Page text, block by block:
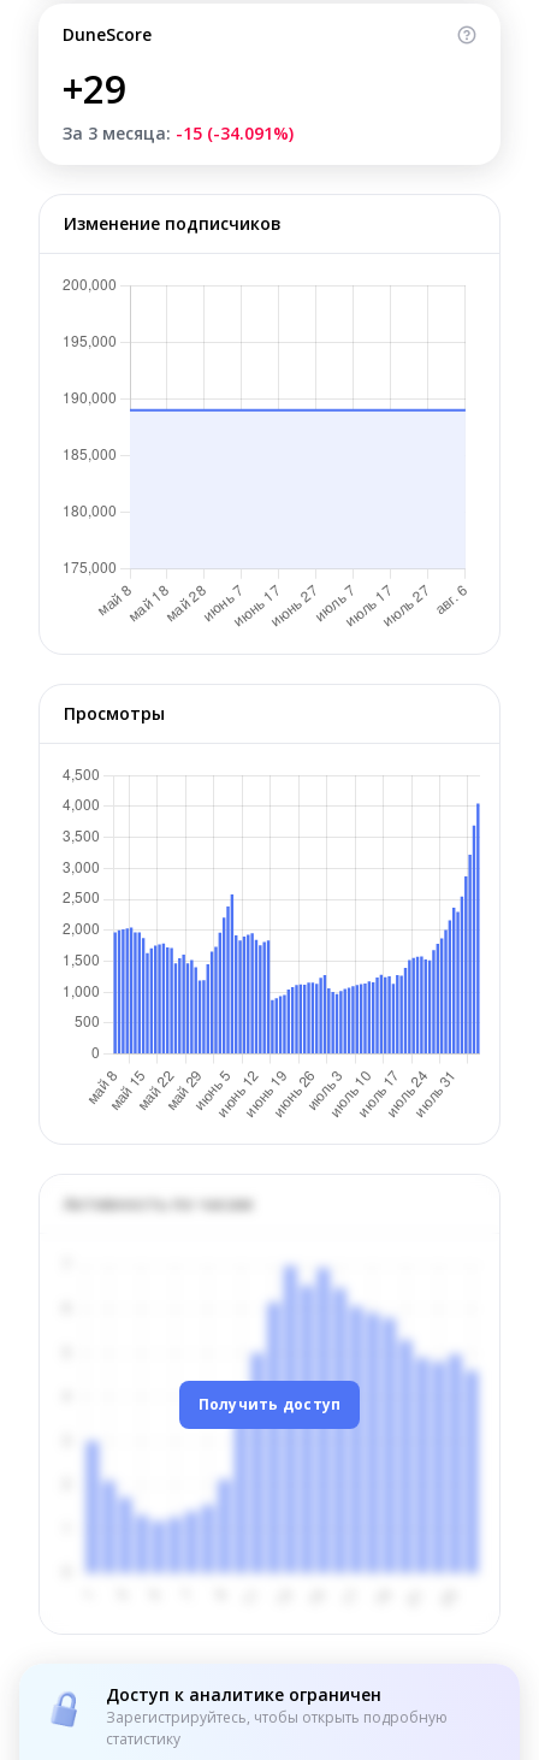
DuneScore
+29
За 3 месяца: -15 (-34.091%)
Изменение подписчиков
Просмотры
Активность по часам
Получить доступ
Доступ к аналитике ограничен
Зарегистрируйтесь, чтобы открыть подробную
статистику